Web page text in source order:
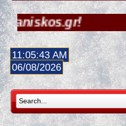
11:05:44 AM
06/08/2026